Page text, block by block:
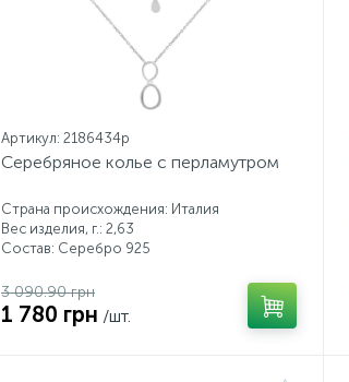
Артикул: 2186434p
Серебряное колье с перламутром
Страна происхождения: Италия
Вес изделия, г.: 2,63
Состав: Серебро 925
3 090.90 грн
1 780 грн /шт.